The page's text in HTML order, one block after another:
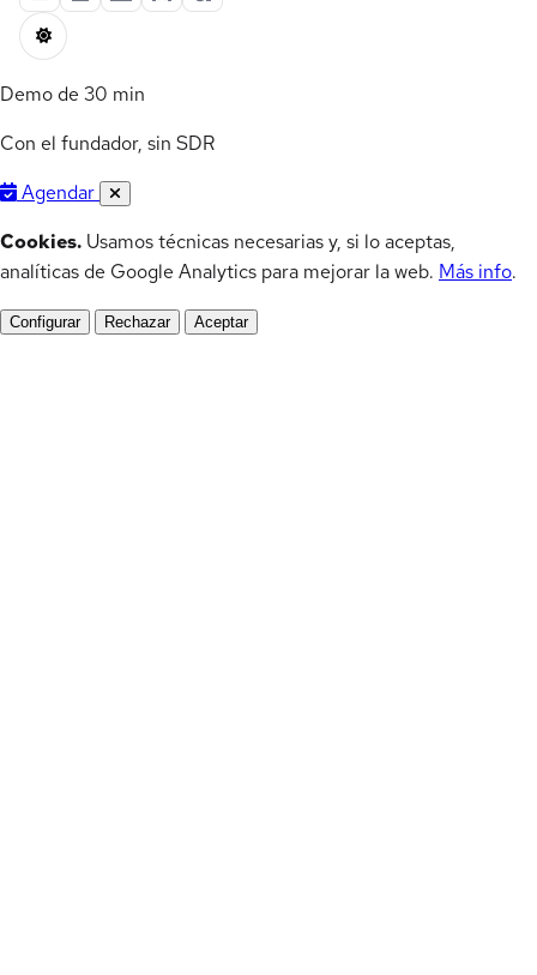
Demo de 30 min
Con el fundador, sin SDR
Agendar
Cookies. Usamos técnicas necesarias y, si lo aceptas,
analíticas de Google Analytics para mejorar la web. Más info.
Configurar Rechazar Aceptar